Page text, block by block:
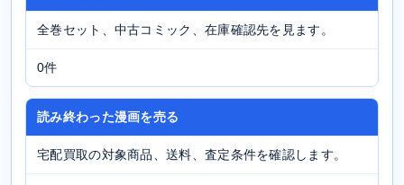
全巻セット、中古コミック、在庫確認先を見ます。
0件
読み終わった漫画を売る
宅配買取の対象商品、送料、査定条件を確認します。